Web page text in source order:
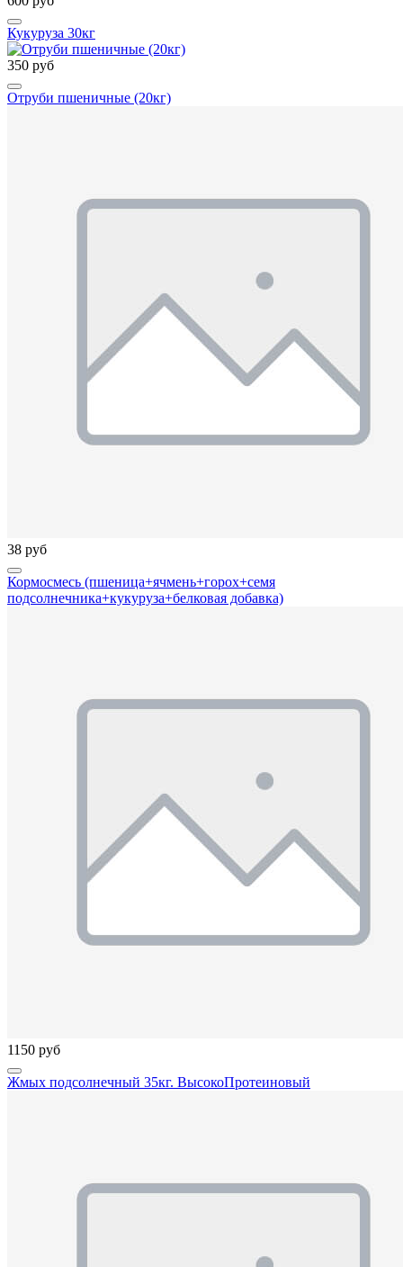
Кукуруза 30кг
350 руб
Отруби пшеничные (20кг)
38 руб
Кормосмесь (пшеница+ячмень+горох+семя
подсолнечника+кукуруза+белковая добавка)
1150 руб
Жмых подсолнечный 35кг. ВысокоПротеиновый